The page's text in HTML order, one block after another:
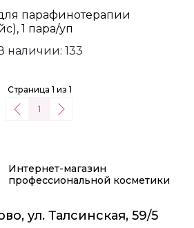
парафинотерапии
1 пара/уп
наличии: 133
Страница 1 из 1
1
Интернет-магазин
профессиональной косметики
ул. Талсинская, 59/5